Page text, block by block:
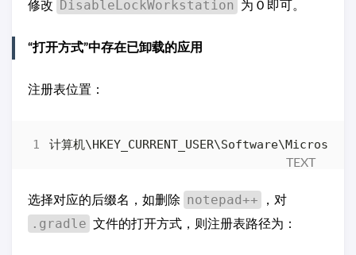
修改 DisableLockWorkstation 为 0 即可。
“打开方式”中存在已卸载的应用
注册表位置：
选择对应的后缀名，如删除 notepad++ ，对
.gradle 文件的打开方式，则注册表路径为：